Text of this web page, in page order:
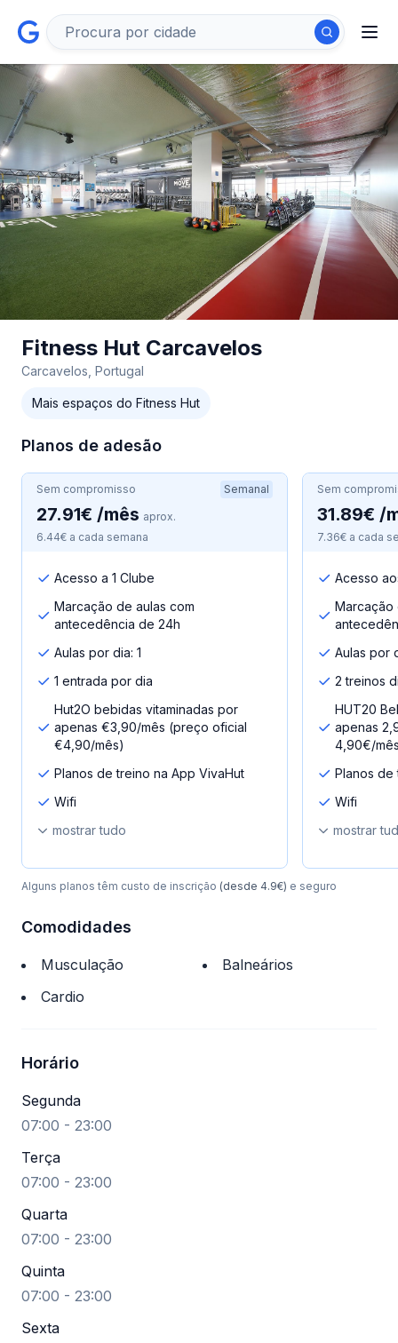
Fitness Hut Carcavelos
Carcavelos, Portugal
Mais espaços do Fitness Hut
Planos de adesão
Sem compromisso Semanal
27.91€ /mês aprox.
6.44€ a cada semana
Acesso a 1 Clube
Marcação de aulas com
antecedência de 24h
Aulas por dia: 1
1 entrada por dia
Hut2O bebidas vitaminadas por
apenas €3,90/mês (preço oficial
€4,90/mês)
Planos de treino na App VivaHut
Wifi
mostrar tudo
Sem
31.89€ /
7.36€ a cada
Acesso
Marcação
Aulas por
2 treinos
HUT20
apenas
4,90€/
Planos de
Wifi
mostrar
Alguns planos têm custo de inscrição (desde 4.9€) e seguro
Comodidades
Musculação
Balneários
Cardio
Horário
Segunda
07:00 - 23:00
Terça
07:00 - 23:00
Quarta
07:00 - 23:00
Quinta
07:00 - 23:00
Sexta